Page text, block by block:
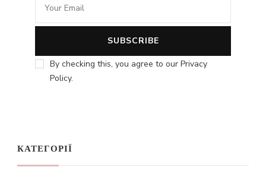
By checking this, you agree to our Privacy
Policy.
КАТЕГОРІЇ